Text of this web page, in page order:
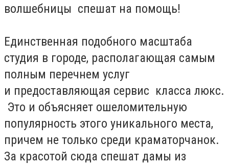
волшебницы спешат на помощь!
Единственная подобного масштаба
студия в городе, располагающая самым
полным перечнем услуг
и предоставляющая сервис класса люкс.
Это и объясняет ошеломительную
популярность этого уникального места,
причем не только среди краматорчанок.
За красотой сюда спешат дамы из